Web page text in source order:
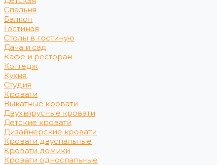
Спальня
Балкон
Гостиная
Столы в гостиную
Дача и сад
Кафе и ресторан
Коттедж
Кухня
Студия
Кровати
Выкатные кровати
Двухъярусные кровати
Детские кровати
Дизайнерские кровати
Кровати двуспальные
Кровати домики
Кровати односпальные